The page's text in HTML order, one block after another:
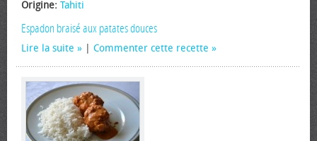
Origine: Tahiti
Espadon braisé aux patates douces
Lire la suite Commenter cette recette